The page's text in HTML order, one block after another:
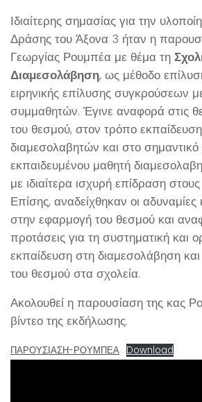
Ιδιαίτερης σημασίας για την
Δράσης του Άξονα 3 ήταν η
Γεωργίας Ρουμπέα με θέμα τη
Διαμεσολάβηση, ως μέθοδο
ειρηνικής επίλυσης συγκρούσεων
συμμαθητών. Έγινε αναφορά στις
του θεσμού, στον τρόπο
διαμεσολαβητών και στο
εκπαιδευμένου μαθητή
με ιδιαίτερα ισχυρή επίδραση
Επίσης, αναδείχθηκαν οι αδυναμίες
στην εφαρμογή του θεσμού και
προτάσεις για τη συστηματική και
εκπαίδευση στη διαμεσολάβηση
του θεσμού στα σχολεία.
Ακολουθεί η παρουσίαση της κας
βίντεο της εκδήλωσης.
ΠΑΡΟΥΣΙΑΣΗ-ΡΟΥΜΠΕΑ Download